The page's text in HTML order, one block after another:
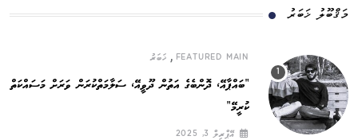
މަޤްބޫލު ޚަބަރު
FEATURED MAIN
, ޚަބަރު
”ބައްޕާއޭ، ދޮންބެގެ އަތުން ދޫވީއޭ، ސަލާމަތްކުރަން ވަރަށް މަސައްކަތް
ކުރީމޭ“
އޭޕްރިލް 3, 2025